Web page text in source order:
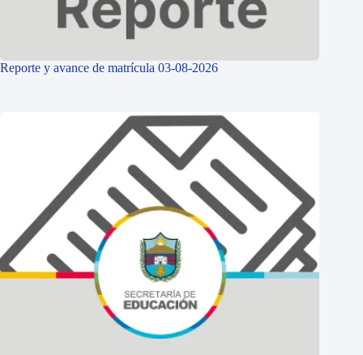
Reporte y avance de matrícula 03-08-2026